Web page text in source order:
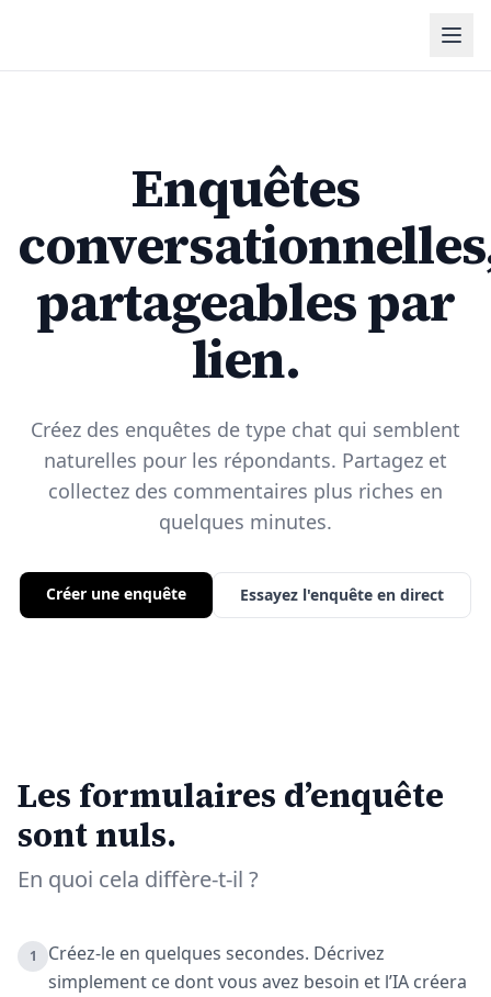
Enquêtes
partageables par
lien.
Créez des enquêtes de type chat qui semblent
naturelles pour les répondants. Partagez et
collectez des commentaires plus riches en
quelques minutes.
Créer une enquête Essayez l'enquête en direct
Les formulaires d’enquête
sont nuls.
En quoi cela diffère-t-il ?
1
Créez-le en quelques secondes. Décrivez
simplement ce dont vous avez besoin et l’IA créera